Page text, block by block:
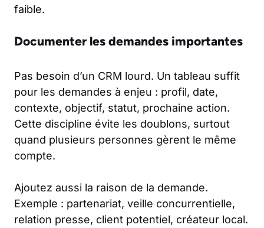
faible.
Documenter les demandes importantes
Pas besoin d’un CRM lourd. Un tableau suffit
pour les demandes à enjeu : profil, date,
contexte, objectif, statut, prochaine action.
Cette discipline évite les doublons, surtout
quand plusieurs personnes gèrent le même
compte.
Ajoutez aussi la raison de la demande.
Exemple : partenariat, veille concurrentielle,
relation presse, client potentiel, créateur local.